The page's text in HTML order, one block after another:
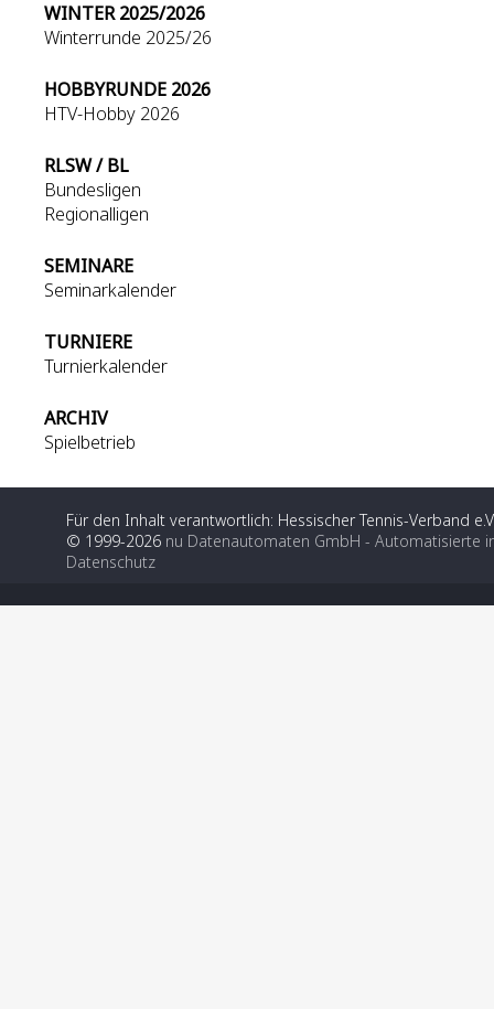
WINTER 2025/2026
Winterrunde 2025/26
HOBBYRUNDE 2026
HTV-Hobby 2026
RLSW / BL
Bundesligen
Regionalligen
SEMINARE
Seminarkalender
TURNIERE
Turnierkalender
ARCHIV
Spielbetrieb
Für den Inhalt verantwortlich: Hessischer Tennis-Verband
© 1999-2026 nu Datenautomaten GmbH - Automatisierte
Datenschutz